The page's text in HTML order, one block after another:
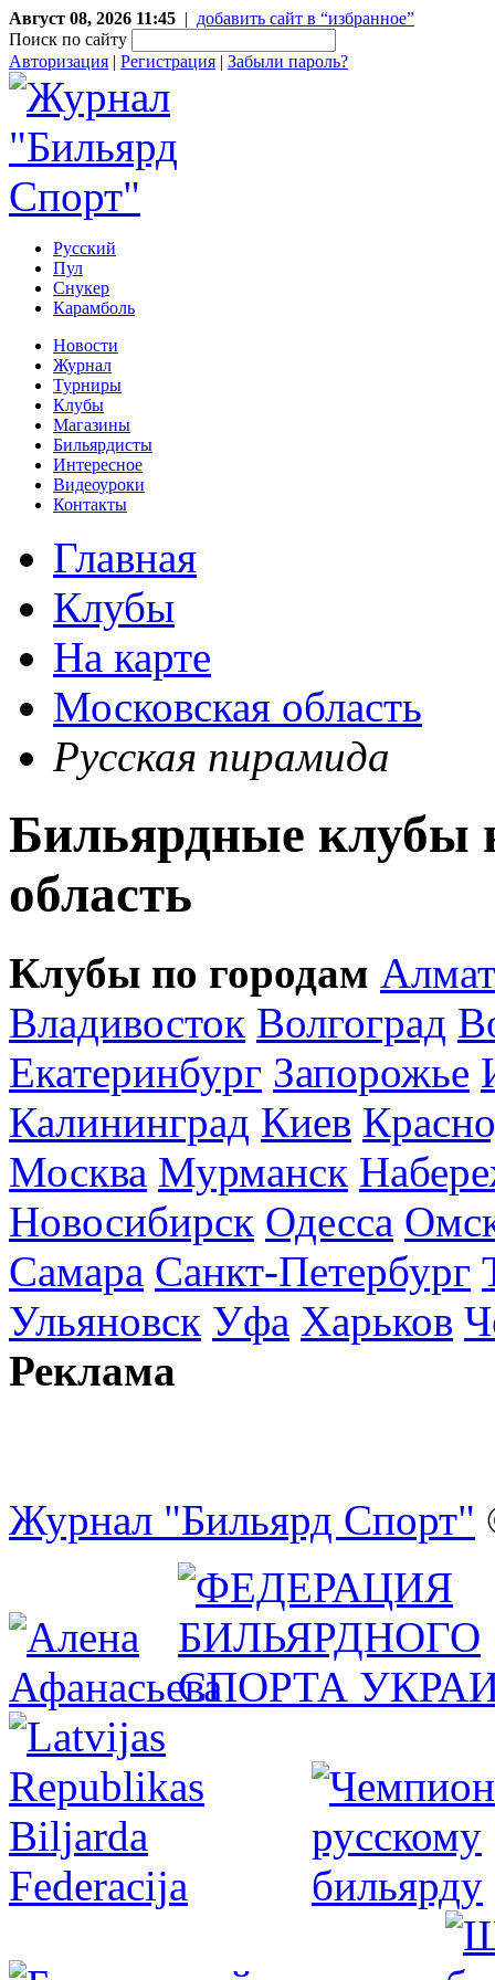
Август 08, 2026 11:45 | добавить сайт в “избранное”
Поиск по сайту
Авторизация | Регистрация | Забыли пароль?
Русский
Пул
Снукер
Карамболь
Новости
Журнал
Турниры
Клубы
Магазины
Бильярдисты
Интересное
Видеоуроки
Контакты
Главная
Клубы
На карте
Московская область
Русская пирамида
Бильярдные клубы
область
Клубы по городам
Владивосток Волгоград
Екатеринбург Запорожье
Калининград Киев
Москва Мурманск
Новосибирск Одесса
Самара Санкт-Петербург
Ульяновск Уфа Харьков
Реклама
Журнал "Бильярд Спорт"